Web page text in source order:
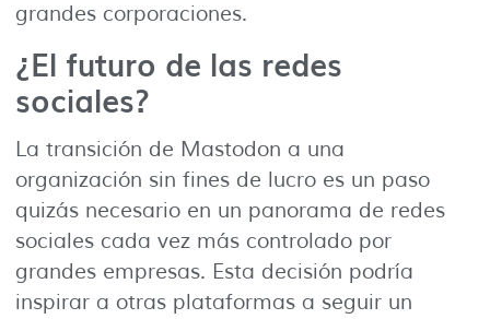
grandes corporaciones.
¿El futuro de las redes
sociales?
La transición de Mastodon a una
organización sin fines de lucro es un paso
quizás necesario en un panorama de redes
sociales cada vez más controlado por
grandes empresas. Esta decisión podría
inspirar a otras plataformas a seguir un